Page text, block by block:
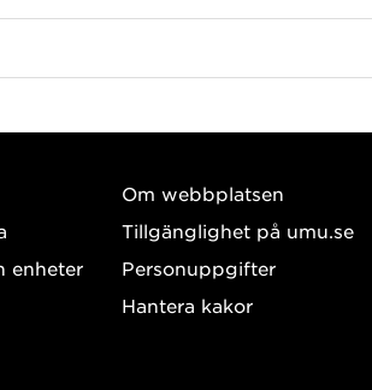
enheter
Om webbplatsen
Tillgänglighet på umu.se
Personuppgifter
Hantera kakor